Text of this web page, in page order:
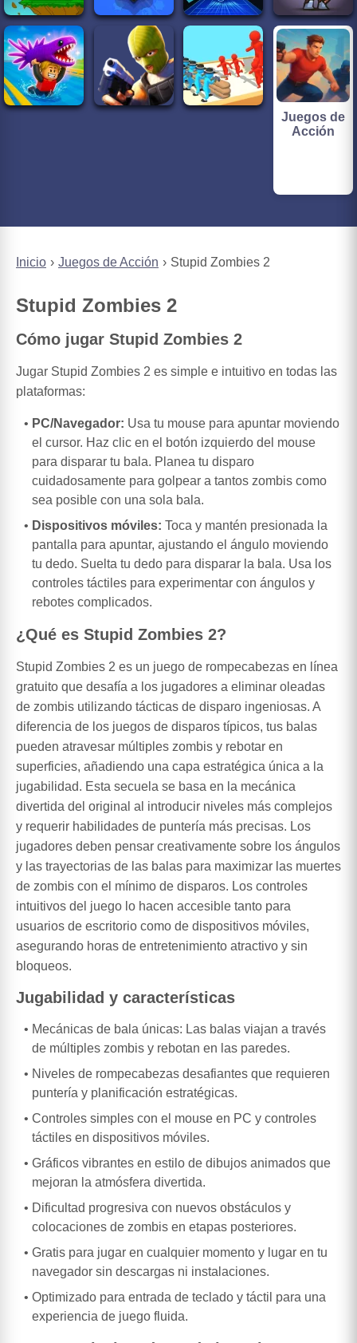
Inicio Juegos de Acción Stupid Zombies 2
Stupid Zombies 2
Cómo jugar Stupid Zombies 2
Jugar Stupid Zombies 2 es simple e intuitivo en todas las
plataformas:
PC/Navegador: Usa tu mouse para apuntar moviendo
el cursor. Haz clic en el botón izquierdo del mouse
para disparar tu bala. Planea tu disparo
cuidadosamente para golpear a tantos zombis como
sea posible con una sola bala.
Dispositivos móviles: Toca y mantén presionada la
pantalla para apuntar, ajustando el ángulo moviendo
tu dedo. Suelta tu dedo para disparar la bala. Usa los
controles táctiles para experimentar con ángulos y
rebotes complicados.
¿Qué es Stupid Zombies 2?
Stupid Zombies 2 es un juego de rompecabezas en línea
gratuito que desafía a los jugadores a eliminar oleadas
de zombis utilizando tácticas de disparo ingeniosas. A
diferencia de los juegos de disparos típicos, tus balas
pueden atravesar múltiples zombis y rebotar en
superficies, añadiendo una capa estratégica única a la
jugabilidad. Esta secuela se basa en la mecánica
divertida del original al introducir niveles más complejos
y requerir habilidades de puntería más precisas. Los
jugadores deben pensar creativamente sobre los ángulos
y las trayectorias de las balas para maximizar las muertes
de zombis con el mínimo de disparos. Los controles
intuitivos del juego lo hacen accesible tanto para
usuarios de escritorio como de dispositivos móviles,
asegurando horas de entretenimiento atractivo y sin
bloqueos.
Jugabilidad y características
Mecánicas de bala únicas: Las balas viajan a través
de múltiples zombis y rebotan en las paredes.
Niveles de rompecabezas desafiantes que requieren
puntería y planificación estratégicas.
Controles simples con el mouse en PC y controles
táctiles en dispositivos móviles.
Gráficos vibrantes en estilo de dibujos animados que
mejoran la atmósfera divertida.
Dificultad progresiva con nuevos obstáculos y
colocaciones de zombis en etapas posteriores.
Gratis para jugar en cualquier momento y lugar en tu
navegador sin descargas ni instalaciones.
Optimizado para entrada de teclado y táctil para una
experiencia de juego fluida.
Juegos de
Acción